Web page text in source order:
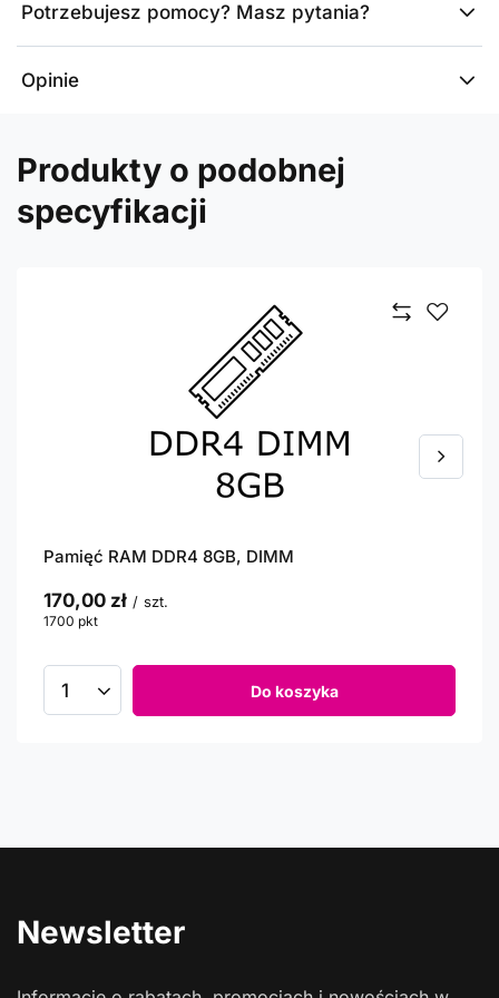
Potrzebujesz pomocy? Masz pytania?
Opinie
Produkty o podobnej
specyfikacji
Pamięć RAM DDR4 8GB, DIMM
170,00 zł / szt.
1700 pkt
Do koszyka
Newsletter